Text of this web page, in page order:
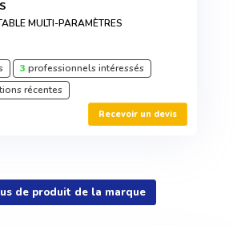
MULTI-PARAMÈTRES
3 professionnels intéressés
récentes
Recevoir un devis
de produit de la marque